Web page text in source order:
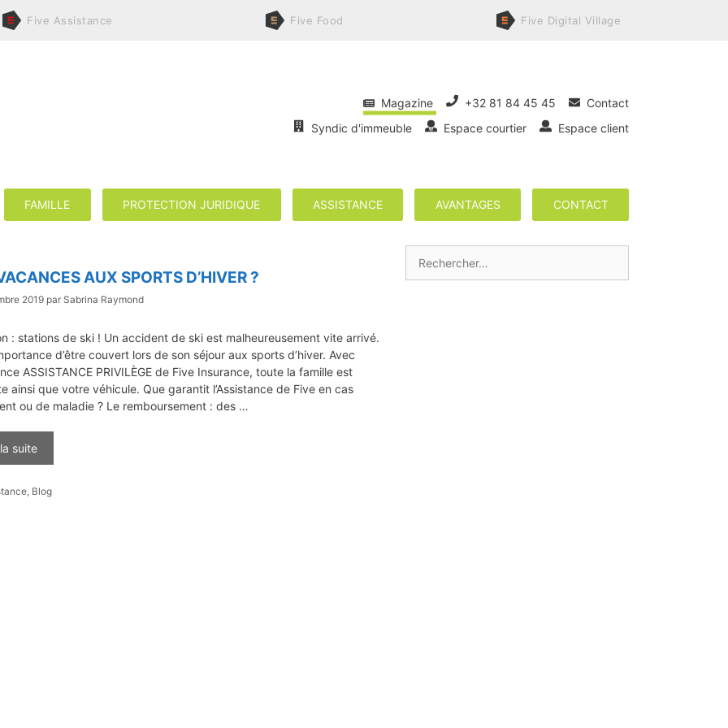
Five Assistance Five Food Five Digital Village
Magazine +32 81 84 45 45
Contact
Syndic d'immeuble
Espace courtier Espace client
FAMILLE PROTECTION JURIDIQUE ASSISTANCE AVANTAGES CONTACT
AUX SPORTS D’HIVER ?
2019 par Sabrina Raymond
: stations de ski ! Un accident de ski est malheureusement vite arrivé.
d’être couvert lors de son séjour aux sports d’hiver. Avec
ASSISTANCE PRIVILÈGE de Five Insurance, toute la famille est
ainsi que votre véhicule. Que garantit l’Assistance de Five en cas
ou de maladie ? Le remboursement : des …
suite
Blog
Rechercher :